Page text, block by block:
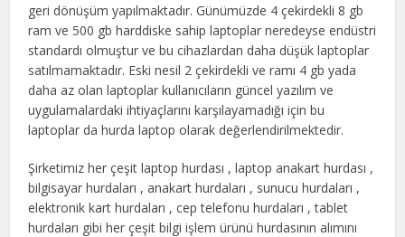
geri dönüşüm yapılmaktadır. Günümüzde 4 çekirdekli 8 gb
ram ve 500 gb harddiske sahip laptoplar neredeyse endüstri
standardı olmuştur ve bu cihazlardan daha düşük laptoplar
satılmamaktadır. Eski nesil 2 çekirdekli ve ramı 4 gb yada
daha az olan laptoplar kullanıcıların güncel yazılım ve
uygulamalardaki ihtiyaçlarını karşılayamadığı için bu
laptoplar da hurda laptop olarak değerlendirilmektedir.
Şirketimiz her çeşit laptop hurdası , laptop anakart hurdası ,
bilgisayar hurdaları , anakart hurdaları , sunucu hurdaları ,
elektronik kart hurdaları , cep telefonu hurdaları , tablet
hurdaları gibi her çeşit bilgi işlem ürünü hurdasının alımını